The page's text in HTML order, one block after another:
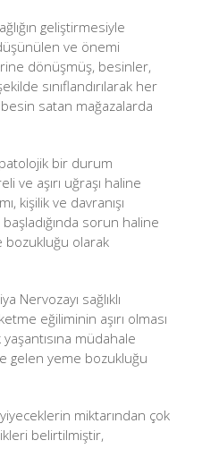
geliştirmesiyle
ve önemi
dönüşmüş, besinler,
sınıflandırılarak her
satan mağazalarda
patolojik bir durum
ve aşırı uğraşı haline
kişilik ve davranışı
sorun haline
bozukluğu olarak
Nervozayı sağlıklı
eğiliminin aşırı olması
yaşantısına müdahale
gelen yeme bozukluğu
miktarından çok
belirtilmiştir,